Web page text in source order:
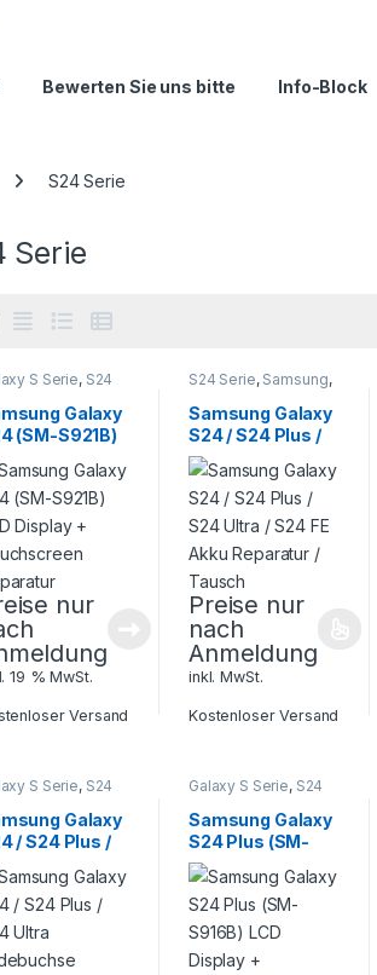
Bewerten Sie uns bitte Info-Block
S24 Serie
Serie
S Serie, S24
,
Galaxy
(SM-S921B)
Display +
nur
19 % MwSt.
Versand
S24 Serie, Samsung,
Reparatur
Samsung Galaxy
S24 / S24 Plus /
S24 Ultra / S24 FE
Akku Reparatur /
Tausch
Preise nur
nach
Anmeldung
inkl. MwSt.
Kostenloser Versand
S Serie, S24
,
Galaxy
/ S24 Plus /
Ultra
Galaxy S Serie, S24
,
Smartphone
Reparatur
Samsung Galaxy
S24 Plus (SM-
S916B) LCD
Display +
Touchscreen
Reparatur